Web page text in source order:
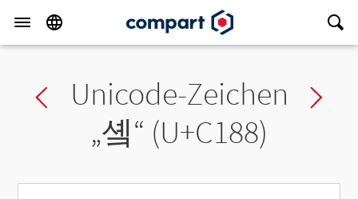
Previous char
Unicode-Zeichen
„솈“ (U+C188)